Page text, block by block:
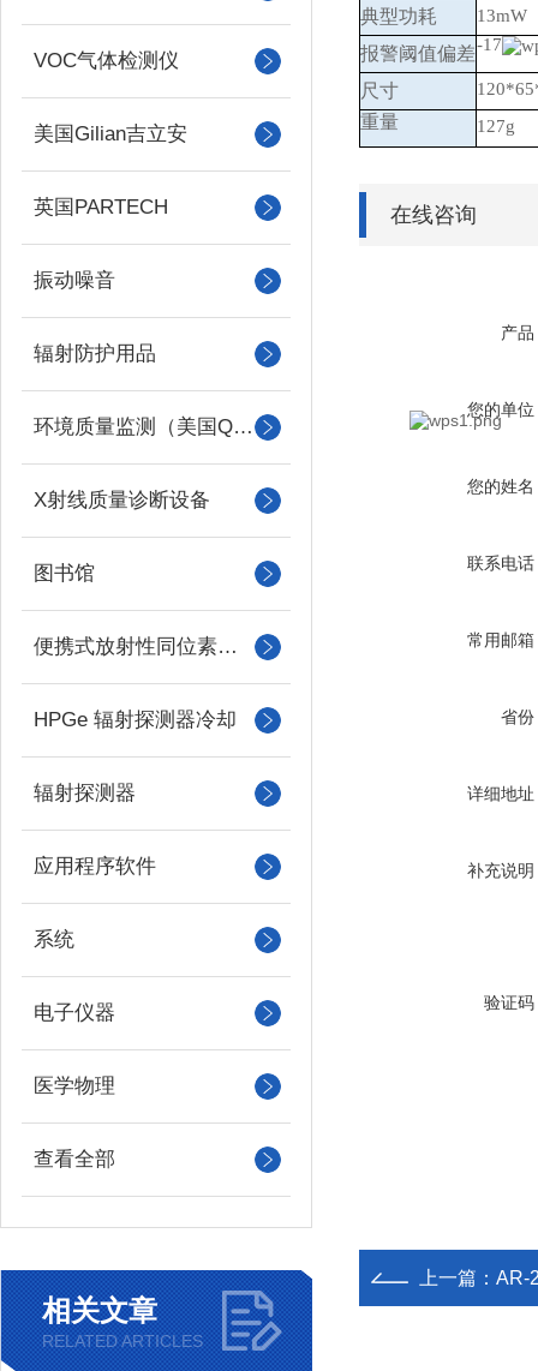
VOC气体检测仪
美国Gilian吉立安
英国PARTECH
振动噪音
辐射防护用品
环境质量监测（美国QUEST）
X射线质量诊断设备
图书馆
便携式放射性同位素识别装置 （RIID）
HPGe 辐射探测器冷却
辐射探测器
应用程序软件
系统
电子仪器
医学物理
查看全部
相关文章
RELATED ARTICLES
典型功耗 13mW
报警阈值偏差-17
尺寸
重量 127g
在线咨询
产品
您的单位
您的姓名
联系电话
常用邮箱
省份
详细地址
补充说明
验证码
上一篇： AR-